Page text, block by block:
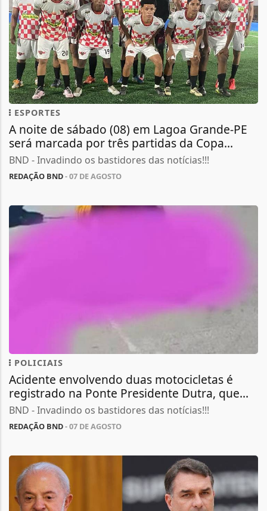
ESPORTES
A noite de sábado (08) em Lagoa Grande-PE
será marcada por três partidas da Copa...
BND - Invadindo os bastidores das notícias!!!
REDAÇÃO BND- 07 DE AGOSTO
POLICIAIS
Acidente envolvendo duas motocicletas é
registrado na Ponte Presidente Dutra, que...
BND - Invadindo os bastidores das notícias!!!
REDAÇÃO BND- 07 DE AGOSTO